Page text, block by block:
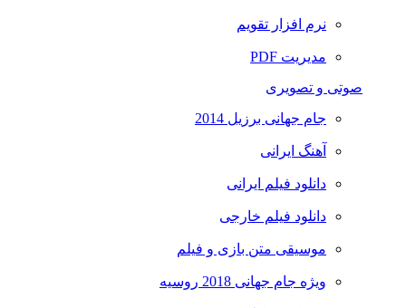
نرم افزار تقویم
مدیریت PDF
صوتی و تصویری
جام جهانی برزیل 2014
آهنگ ایرانی
دانلود فیلم ایرانی
دانلود فیلم خارجی
موسیقی متن بازی و فیلم
ویژه جام جهانی 2018 روسیه